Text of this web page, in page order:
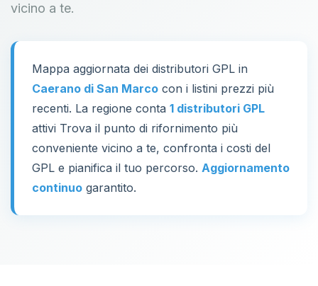
vicino a te.
Mappa aggiornata dei distributori GPL in
Caerano di San Marco con i listini prezzi più
recenti. La regione conta 1 distributori GPL
attivi Trova il punto di rifornimento più
conveniente vicino a te, confronta i costi del
GPL e pianifica il tuo percorso. Aggiornamento
continuo garantito.